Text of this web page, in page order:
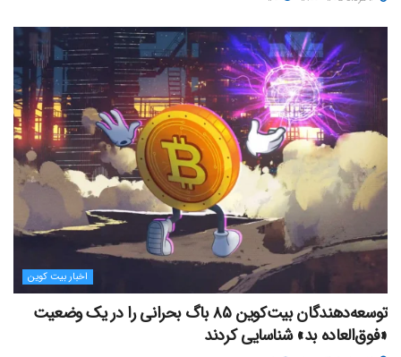
اخبار بیت کوین
توسعه‌دهندگان بیت‌کوین ۸۵ باگ بحرانی را در یک وضعیت
«فوق‌العاده بد» شناسایی کردند